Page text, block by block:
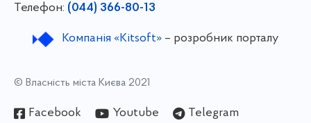
Телефон: (044) 366-80-13
Компанія «Kitsoft»– розробник порталу
© Власність міста Києва 2021
Facebook Youtube Telegram